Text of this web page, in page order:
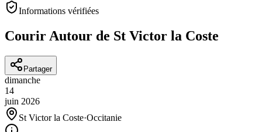
Informations vérifiées
Courir Autour de St Victor la Coste
Partager
dimanche
14
juin 2026
St Victor la Coste·Occitanie